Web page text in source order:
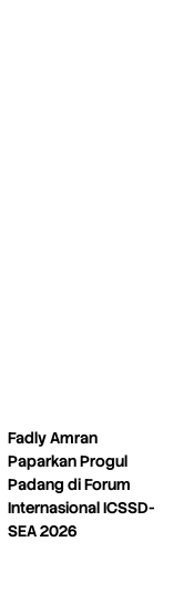
Fadly Amran
Paparkan Progul
Padang di Forum
Internasional ICSSD-
SEA 2026